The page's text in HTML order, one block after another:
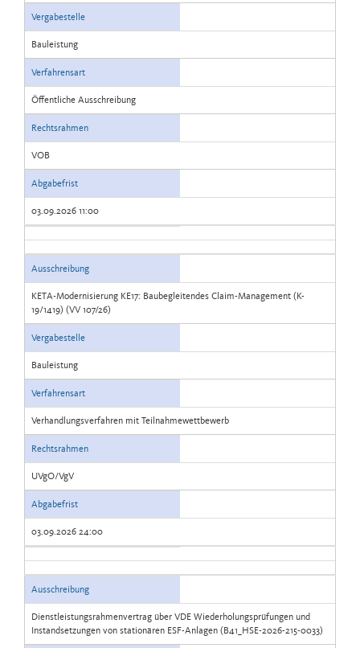
Vergabestelle
Bauleistung
Verfahrensart
Öffentliche Ausschreibung
Rechtsrahmen
VOB
Abgabefrist
03.09.2026 11:00
Ausschreibung
KETA-Modernisierung KE17: Baubegleitendes Claim-Management (K-
19/1419) (VV 107/26)
Vergabestelle
Bauleistung
Verfahrensart
Verhandlungsverfahren mit Teilnahmewettbewerb
Rechtsrahmen
UVgO/VgV
Abgabefrist
03.09.2026 24:00
Ausschreibung
Dienstleistungsrahmenvertrag über VDE Wiederholungsprüfungen und
Instandsetzungen von stationären ESF-Anlagen (B41_HSE-2026-215-0033)